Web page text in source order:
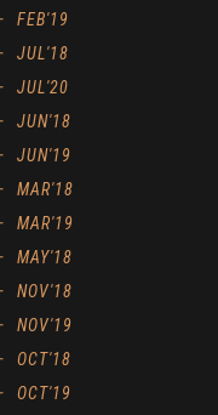
FEB'19
JUL'18
JUL'20
JUN'18
JUN'19
MAR'18
MAR'19
MAY'18
NOV'18
NOV'19
OCT'18
OCT'19